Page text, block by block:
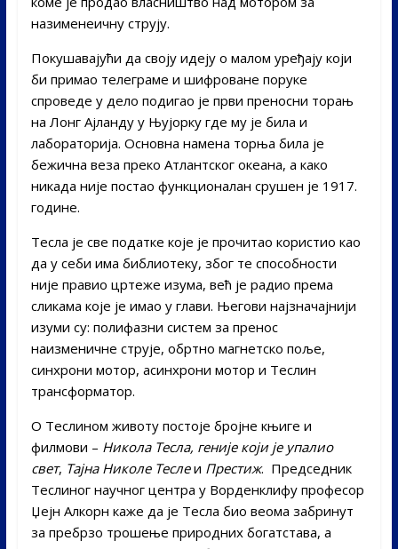
назименеичну струју.
Покушавајући да своју идеју о малом уређају који
би примао телеграме и шифроване поруке
спроведе у дело подигао је први преносни торањ
на Лонг Ајланду у Њујорку где му је била и
лабораторија. Основна намена торња била је
бежична веза преко Атлантског океана, а како
никада није постао функционалан срушен је 1917.
године.
Тесла је све податке које је прочитао користио као
да у себи има библиотеку, због те способности
није правио цртеже изума, већ је радио према
сликама које је имао у глави. Његови најзначајнији
изуми су: полифазни систем за пренос
наизменичне струје, обртно магнетско поље,
синхрони мотор, асинхрони мотор и Теслин
трансформатор.
О Теслином животу постоје бројне књиге и
филмови – Никола Тесла, геније који је упалио
свет, Тајна Николе Теслеи Престиж. Председник
Теслиног научног центра у Ворденклифу професор
Џејн Алкорн каже да је Тесла био веома забринут
за пребрзо трошење природних богатстава, а